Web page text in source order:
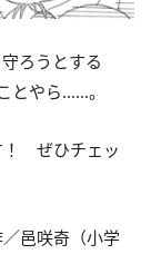
ろうとする
とやら……。
！ ぜひチェッ
／邑咲奇（小学